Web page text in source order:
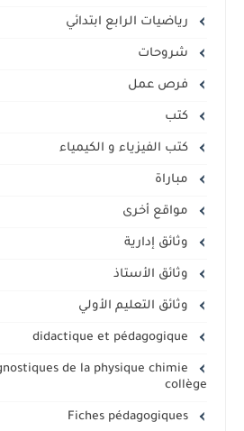
رياضيات الرابع ابتدائي
شروحات
فرص عمل
كتب
كتب الفيزياء و الكيمياء
مباراة
مواقع أخرى
وثائق إدارية
وثائق الأستاذ
وثائق التعليم الأولي
de la physique chimie
collège
Fiches pédagogiques